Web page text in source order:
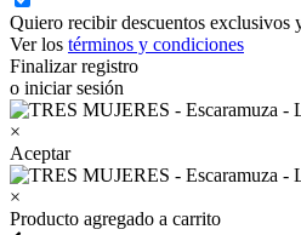
Quiero recibir descuentos exclusivos
Ver los términos y condiciones
Finalizar registro
o iniciar sesión
×
Aceptar
×
Producto agregado a carrito